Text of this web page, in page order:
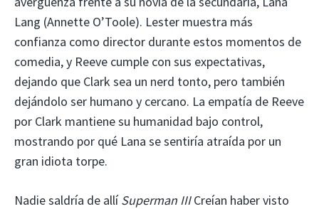
Lang (Annette O’Toole). Lester muestra más
confianza como director durante estos momentos de
comedia, y Reeve cumple con sus expectativas,
dejando que Clark sea un nerd tonto, pero también
dejándolo ser humano y cercano. La empatía de Reeve
por Clark mantiene su humanidad bajo control,
mostrando por qué Lana se sentiría atraída por un
gran idiota torpe.
Nadie saldría de allíSuperman IIICreían haber visto